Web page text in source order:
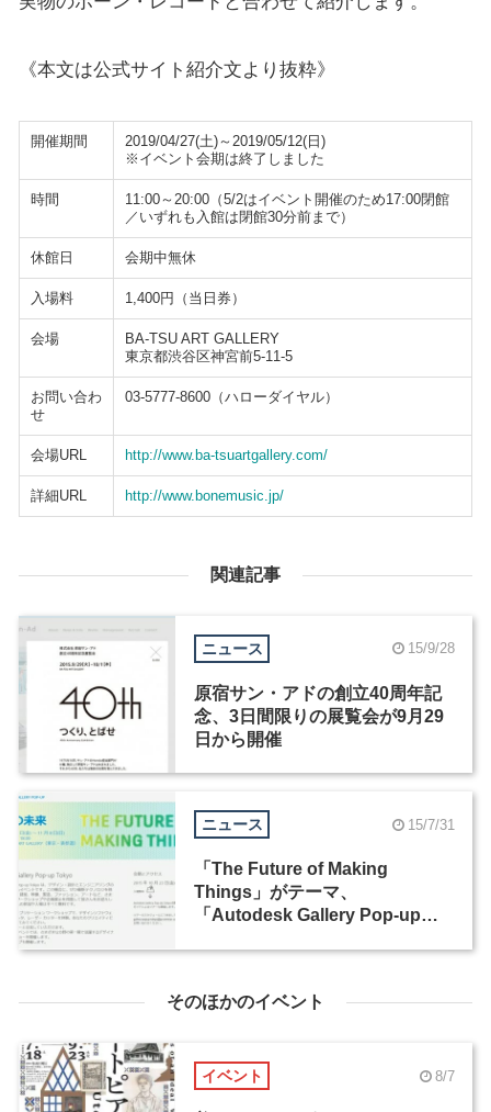
《本文は公式サイト紹介文より抜粋》
開催期間
2019/04/27(土)～2019/05/12(日)
※イベント会期は終了しました
時間
11:00～20:00（5/2はイベント開催のため17:00閉館
／いずれも入館は閉館30分前まで）
休館日 会期中無休
入場料 1,400円（当日券）
会場
BA-TSU ART GALLERY
東京都渋谷区神宮前5-11-5
お問い合わ
せ
03-5777-8600（ハローダイヤル）
会場URL http://www.ba-tsuartgallery.com/
詳細URL http://www.bonemusic.jp/
関連記事
ニュース 15/9/28
原宿サン・アドの創立40周年記
念、3日間限りの展覧会が9月29
日から開催
ニュース 15/7/31
「The Future of Making
Things」がテーマ、
「Autodesk Gallery Pop-up
そのほかのイベント
イベント 8/7